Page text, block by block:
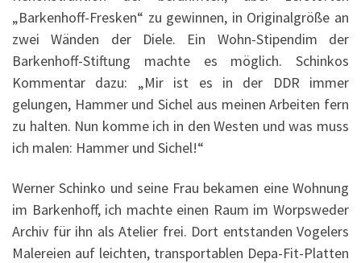
„Barkenhoff-Fresken“ zu gewinnen, in Originalgröße an
zwei Wänden der Diele. Ein Wohn-Stipendim der
Barkenhoff-Stiftung machte es möglich. Schinkos
Kommentar dazu: „Mir ist es in der DDR immer
gelungen, Hammer und Sichel aus meinen Arbeiten fern
zu halten. Nun komme ich in den Westen und was muss
ich malen: Hammer und Sichel!“
Werner Schinko und seine Frau bekamen eine Wohnung
im Barkenhoff, ich machte einen Raum im Worpsweder
Archiv für ihn als Atelier frei. Dort entstanden Vogelers
Malereien auf leichten, transportablen Depa-Fit-Platten